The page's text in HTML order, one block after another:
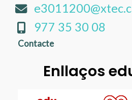
977 35 30 08
Contacte
Enllaços